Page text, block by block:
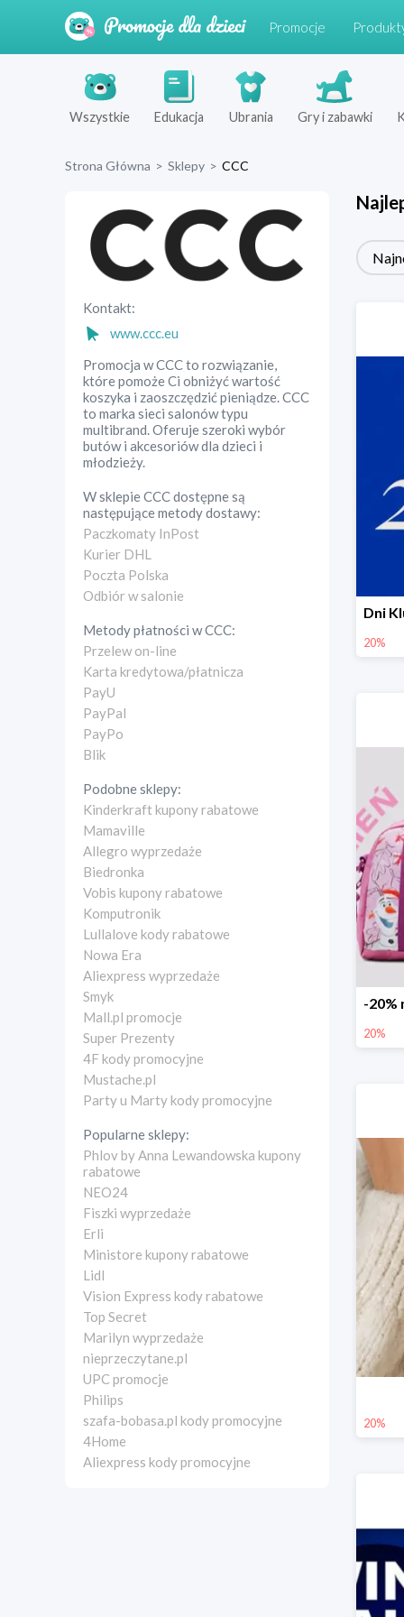
Promocje
Wszystkie Edukacja Ubrania Gry i zabawki
Strona Główna > Sklepy > CCC
Kontakt:
www.ccc.eu
Promocja w CCC to rozwiązanie,
które pomoże Ci obniżyć wartość
koszyka i zaoszczędzić pieniądze. CCC
to marka sieci salonów typu
multibrand. Oferuje szeroki wybór
butów i akcesoriów dla dzieci i
młodzieży.
W sklepieCCCdostępne są
następujące metody dostawy:
Paczkomaty InPost
Kurier DHL
Poczta Polska
Odbiór w salonie
Metody płatności wCCC:
Przelew on-line
Karta kredytowa/płatnicza
PayU
PayPal
PayPo
Blik
Podobne sklepy:
Kinderkraft kupony rabatowe
Mamaville
Allegro wyprzedaże
Biedronka
Vobis kupony rabatowe
Komputronik
Lullalove kody rabatowe
Nowa Era
Aliexpress wyprzedaże
Smyk
Mall.pl promocje
Super Prezenty
4F kody promocyjne
Mustache.pl
Party u Marty kody promocyjne
Popularne sklepy:
Phlov by Anna Lewandowska kupony
rabatowe
NEO24
Fiszki wyprzedaże
Erli
Ministore kupony rabatowe
Lidl
Vision Express kody rabatowe
Top Secret
Marilyn wyprzedaże
nieprzeczytane.pl
UPC promocje
Philips
szafa-bobasa.pl kody promocyjne
4Home
Aliexpress kody promocyjne
20%
20%
20%